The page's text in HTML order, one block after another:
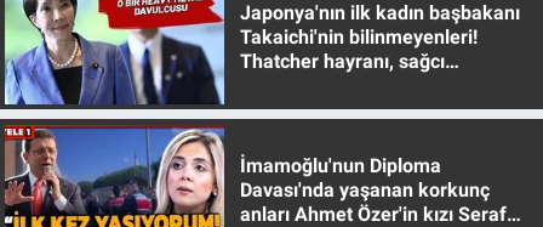
Japonya'nın ilk kadın başbakanı
Takaichi'nin bilinmeyenleri!
Thatcher hayranı, sağcı
İmamoğlu'nun Diploma
Davası'nda yaşanan korkunç
anları Ahmet Özer'in kızı Seraf
Türkiye'nin Gündemi
Yerel Gündem
Yerel Yaşam
Canlı Yayın